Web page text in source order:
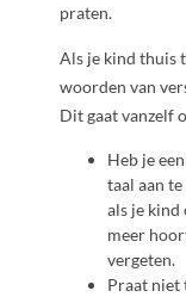
praten.
Als je kind thuis
woorden van
Dit gaat vanzelf
Heb je
taal aan
als je kind
meer
vergeten.
Praat niet